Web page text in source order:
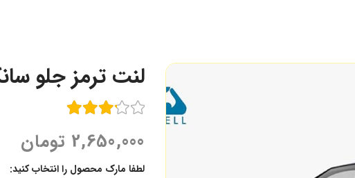
لنت ترمز جلو
2,650,000 تومان
لطفا مارک محصول را انتخاب کنید: